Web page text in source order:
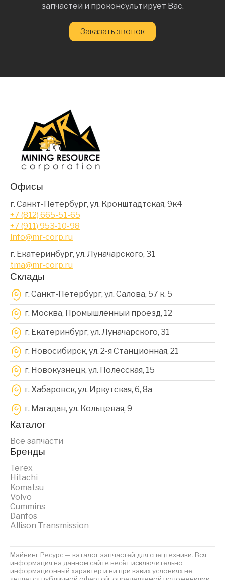
запчастей и проконсультирует Вас.
Заказать звонок
Офисы
г. Санкт-Петербург, ул. Кронштадтская, 9к4
+7 (812) 665-51-65
+7 (911) 953-10-98
info@mr-corp.ru
г. Екатеринбург, ул. Луначарского, 31
tma@mr-corp.ru
Склады
г. Санкт-Петербург, ул. Салова, 57 к. 5
г. Москва, Промышленный проезд, 12
г. Екатеринбург, ул. Луначарского, 31
г. Новосибирск, ул. 2-я Станционная, 21
г. Новокузнецк, ул. Полесская, 15
г. Хабаровск, ул. Иркутская, 6, 8a
г. Магадан, ул. Кольцевая, 9
Каталог
Все запчасти
Бренды
Terex
Hitachi
Komatsu
Volvo
Cummins
Danfos
Allison Transmission
Майнинг Ресурс — каталог запчастей для спецтехники. Вся
информация на данном сайте несёт исключительно
информационный характер и ни при каких условиях не